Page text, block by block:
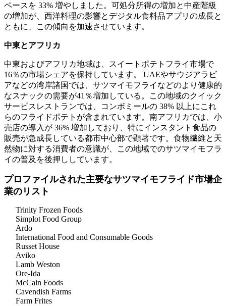
ペースを 33% 増やしました。可処分所得の増加と中産階級
の増加が、西洋料理の影響とデジタル食料品アプリの成長と
ともに、この傾向を加速させています。
中東とアフリカ
中東およびアフリカ地域は、スイートポテトフライ市場で
16％の市場シェアを保持しています。 UAEやサウジアラビ
アなどの湾岸諸国では、サツマイモフライなどのより健康的
なスナックの需要が41％増加している。この地域のクイック
サービスレストランでは、コンボミールの 38% 以上にこれ
らのフライドポテトが含まれています。南アフリカでは、小
売店の導入が 36% 増加しており、特にインスタント食品の
販売が急成長している都市中心部で顕著です。食物繊維と天
然物に対する消費者の意識が、この地域でのサツマイモフラ
イの普及を後押ししています。
プロファイルされた主要なサツマイモフライド市場企
業のリスト
Trinity Frozen Foods
Simplot Food Group
Ardo
International Food and Consumable Goods
Russet House
Aviko
Lamb Weston
Ore-Ida
McCain Foods
Cavendish Farms
Farm Frites